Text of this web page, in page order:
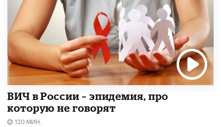
ВИЧ в России – эпидемия, про
которую не говорят
120 МИН.